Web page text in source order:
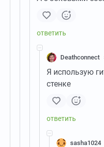
Deathconnect
Я использую
стенке
sasha1024